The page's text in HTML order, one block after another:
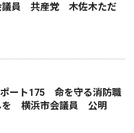
員 共産党 木佐木ただ
ート175 命を守る消防職
を 横浜市会議員 公明